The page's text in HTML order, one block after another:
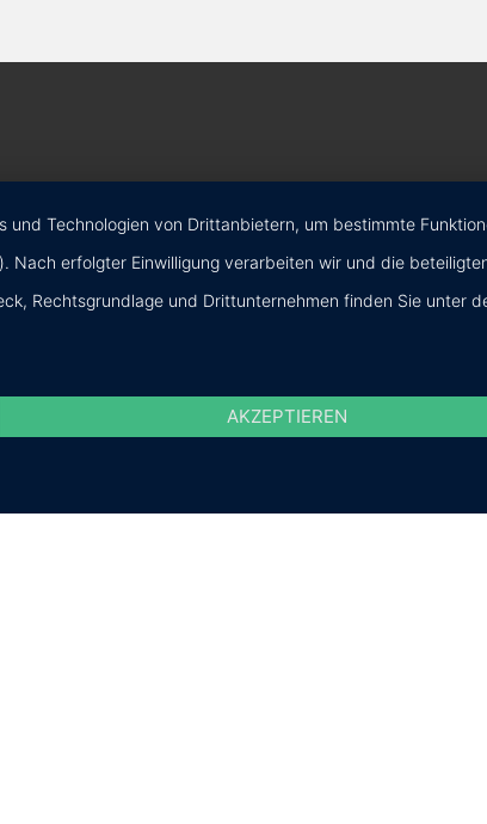
Technologien von Drittanbietern, um bestimmte
Nach erfolgter Einwilligung verarbeiten wir und die
Rechtsgrundlage und Drittunternehmen finden Sie unter
AKZEPTIEREN